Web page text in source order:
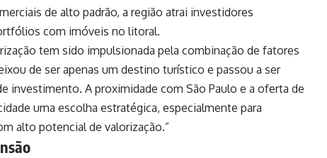
de alto padrão, a região atrai investidores
com imóveis no litoral.
tem sido impulsionada pela combinação de fatores
de ser apenas um destino turístico e passou a ser
investimento. A proximidade com São Paulo e a oferta de
uma escolha estratégica, especialmente para
alto potencial de valorização.”